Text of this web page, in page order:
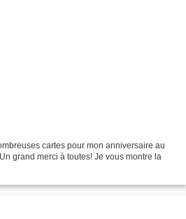
cartes pour mon anniversaire au
grand merci à toutes! Je vous montre la